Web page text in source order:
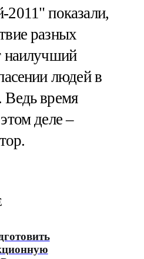
показали,
разных
наилучший
людей в
Ведь время
деле –